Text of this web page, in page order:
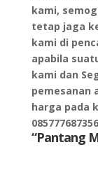
kami,
tetap jaga
kami di
apabila
kami dan
pemesanan
harga pada
“Pantang